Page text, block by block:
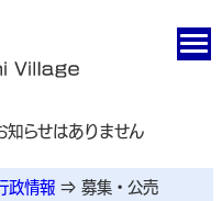
知らせはありません
政情報 ⇒ 募集・公売